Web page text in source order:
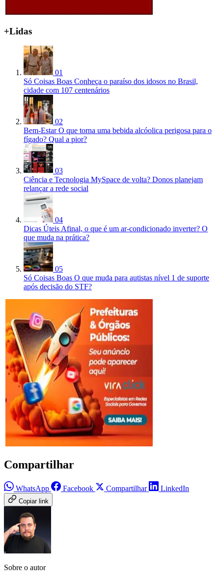
+Lidas
01
Só Coisas Boas Conheça o paraíso dos idosos no Brasil,
cidade com 107 centenários
02
Bem-Estar O que torna uma bebida alcóolica perigosa para o
fígado? Qual a pior?
03
Ciência e Tecnologia MySpace de volta? Donos planejam
relançar a rede social
04
Dicas Úteis Afinal, o que é um ar-condicionado inverter? O
que muda na prática?
05
Só Coisas Boas O que muda para autistas nível 1 de suporte
após decisão do STF?
Compartilhar
WhatsApp Facebook Compartilhar LinkedIn
Copiar link
Sobre o autor